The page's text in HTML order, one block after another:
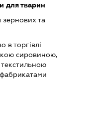
для тварин
та
в торгівлі
сировиною,